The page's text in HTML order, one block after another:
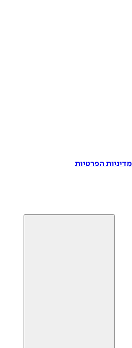
הפרטיות